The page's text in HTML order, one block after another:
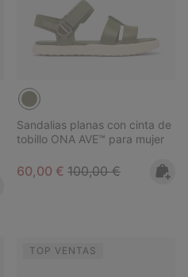
Sandalias planas con cinta de
tobillo ONA AVE™ para mujer
Sale price:
60,00 € Regular price:
100,00 €
TOP VENTAS